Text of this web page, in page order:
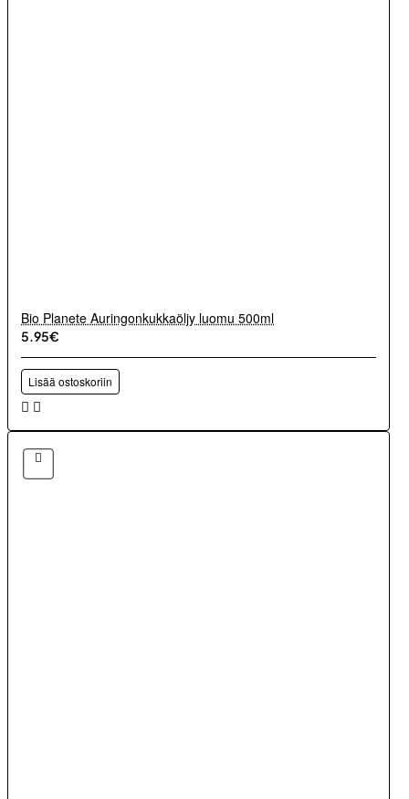
Bio Planete Auringonkukkaöljy luomu 500ml
5.95€
Lisää ostoskoriin